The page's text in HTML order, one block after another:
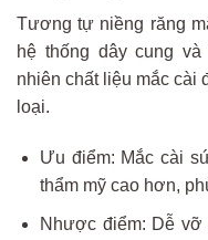
Tương tự niềng răng
hệ thống dây cung
nhiên chất liệu mắc cài
loại.
Ưu điểm: Mắc cài
thẩm mỹ cao hơn,
Nhược điểm: Dễ